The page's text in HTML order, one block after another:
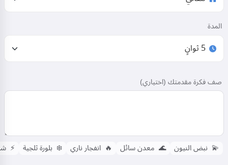
المدة
صف فكرة مقدمتك (اختياري)
💫 نبض النيون 🌊 معدن سائل 🔥 انفجار ناري ❄️ بلورة ثلجية ⚡